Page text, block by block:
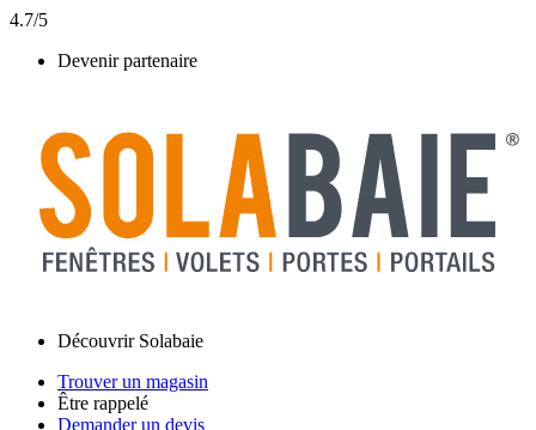
4.7/5
Devenir partenaire
Découvrir Solabaie
Trouver un magasin
Être rappelé
Demander un devis